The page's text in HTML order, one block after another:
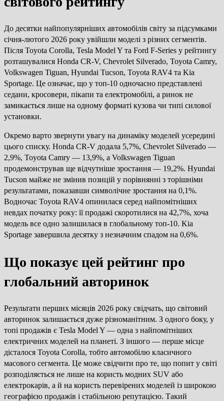
До десятки найпопулярніших автомобілів світу за підсумками
січня-лютого 2026 року увійшли моделі з різних сегментів.
Після Toyota Corolla, Tesla Model Y та Ford F-Series у рейтингу
розташувалися Honda CR-V, Chevrolet Silverado, Toyota Camry,
Volkswagen Tiguan, Hyundai Tucson, Toyota RAV4 та Kia
Sportage. Це означає, що у топ-10 одночасно представлені
седани, кросовери, пікапи та електромобілі, а ринок не
замикається лише на одному форматі кузова чи типі силової
установки.
Окремо варто звернути увагу на динаміку моделей усередині
цього списку. Honda CR-V додала 5,7%, Chevrolet Silverado —
2,9%, Toyota Camry — 13,9%, а Volkswagen Tiguan
продемонстрував ще відчутніше зростання — 19,2%. Hyundai
Tucson майже не змінив позицій у порівнянні з торішніми
результатами, показавши символічне зростання на 0,1%.
Водночас Toyota RAV4 опинилася серед найпомітніших
невдах початку року: її продажі скоротилися на 42,7%, хоча
модель все одно залишилася в глобальному топ-10. Kia
Sportage завершила десятку з незначним спадом на 0,6%.
Що показує цей рейтинг про
глобальний авторинок
Результати перших місяців 2026 року свідчать, що світовий
авторинок залишається дуже різноманітним. З одного боку, у
топі продажів є Tesla Model Y — одна з найпомітніших
електричних моделей на планеті. З іншого — перше місце
дісталося Toyota Corolla, тобто автомобілю класичного
масового сегмента. Це може свідчити про те, що попит у світі
розподіляється не лише на користь модних SUV або
електрокарів, а й на користь перевірених моделей із широкою
географією продажів і стабільною репутацією. Такий